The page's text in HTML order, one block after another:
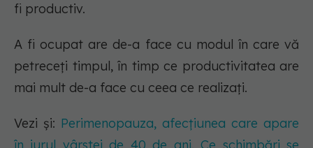
fi productiv.
A fi ocupat are de-a face cu modul în care vă
petreceți timpul, în timp ce productivitatea are
mai mult de-a face cu ceea ce realizați.
Vezi și: Perimenopauza, afecțiunea care apare